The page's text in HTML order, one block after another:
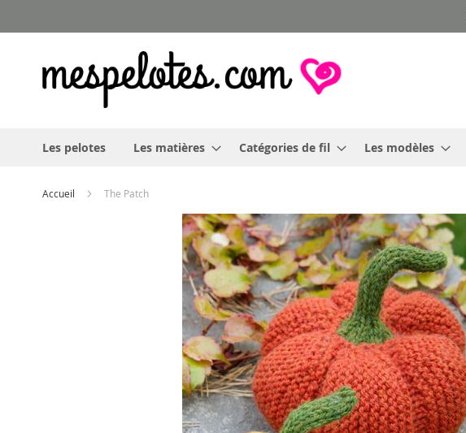
au
Les pelotes Les matières Catégories de fil Les modèles
Accueil The Patch